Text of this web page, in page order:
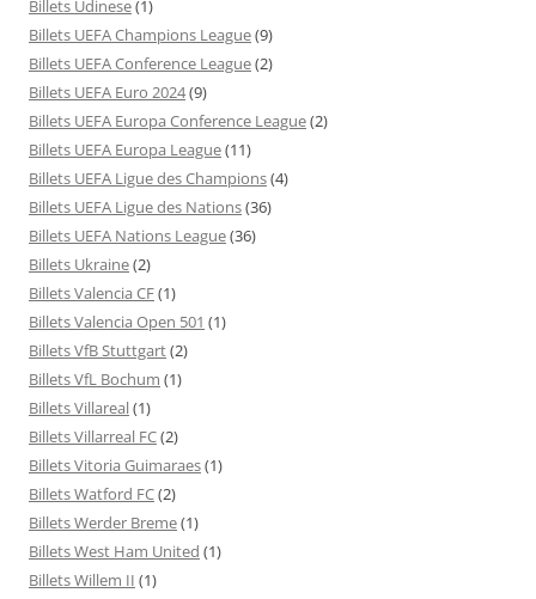
Billets Udinese(1)
Billets UEFA Champions League(9)
Billets UEFA Conference League(2)
Billets UEFA Euro 2024(9)
Billets UEFA Europa Conference League(2)
Billets UEFA Europa League(11)
Billets UEFA Ligue des Champions(4)
Billets UEFA Ligue des Nations(36)
Billets UEFA Nations League(36)
Billets Ukraine(2)
Billets Valencia CF(1)
Billets Valencia Open 501 (1)
Billets VfB Stuttgart(2)
Billets VfL Bochum (1)
Billets Villareal(1)
Billets Villarreal FC(2)
Billets Vitoria Guimaraes(1)
Billets Watford FC(2)
Billets Werder Breme(1)
Billets West Ham United (1)
Billets Willem II (1)